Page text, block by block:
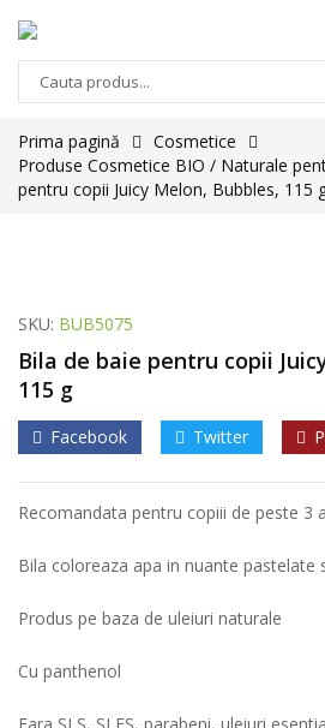
Prima pagină
Cosmetice
Produse Cosmetice BIO / Naturale
pentru copii Juicy Melon, Bubbles, 115
SKU: BUB5075
Bila de baie pentru copii
115 g
Facebook Twitter
Recomandata pentru copiii de peste 3
Bila coloreaza apa in nuante pastelate
Produs pe baza de uleiuri naturale
Cu panthenol